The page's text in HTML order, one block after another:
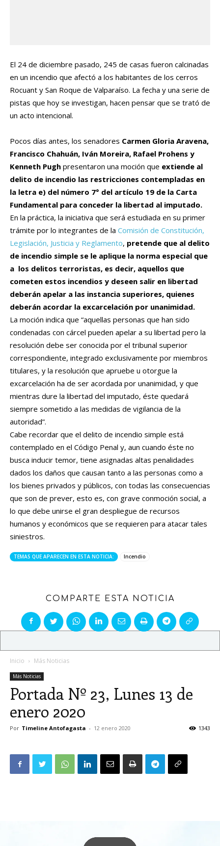
El 24 de diciembre pasado, 245 de casas fueron calcinadas
en un incendio que afectó a los habitantes de los cerros
Rocuant y San Roque de Valparaíso. La fecha y una serie de
pistas que hoy se investigan, hacen pensar que se trató de
un acto intencional.
Pocos días antes, los senadores Carmen Gloria Aravena,
Francisco Chahuán, Iván Moreira, Rafael Prohens y
Kenneth Pugh presentaron una moción que extiende al
delito de incendio las restricciones contempladas en
la letra e) del número 7° del artículo 19 de la Carta
Fundamental para conceder la libertad al imputado.
En la práctica, la iniciativa que será estudiada en su primer
trámite por lo integrantes de la Comisión de Constitución,
Legislación, Justicia y Reglamento, pretende que al delito
de incendio simple se le aplique la norma especial que
a los delitos terroristas, es decir, aquellos que
cometen estos incendios y deseen salir en libertad
deberán apelar a las instancia superiores, quienes
deberán acordar la excarcelación por unanimidad.
La moción indica que “aquellas personas que han sido
condenadas con cárcel pueden apelar a su libertad pero la
resolución debe ser conocida por el tribunal superior
correspondiente, integrado exclusivamente por miembros
titulares, y la resolución que apruebe u otorgue la
excarcelación ha de ser acordada por unanimidad, y que
mientras dure la libertad del imputado, éste quedará
siempre sometido a las medidas de vigilancia de la
autoridad”.
Cabe recordar que el delito de incendio simple está
contemplado en el Código Penal y, aun cuando éste no
busca inducir temor, tiene asignadas altas penalidades
dados los daños que causan tanto a las personas como a
los bienes privados y públicos, con todas las consecuencias
que son de prever, esto es, con grave conmoción social, a
lo que debe unirse el gran despliegue de recursos
humanos y económicos que se requieren para atacar tales
siniestros.
TEMAS QUE APARECEN EN ESTA NOTICIA: Incendio
COMPARTE ESTA NOTICIA